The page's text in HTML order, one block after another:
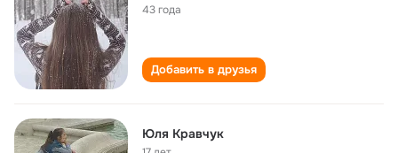
43 года
Добавить в друзья
Юля Кравчук